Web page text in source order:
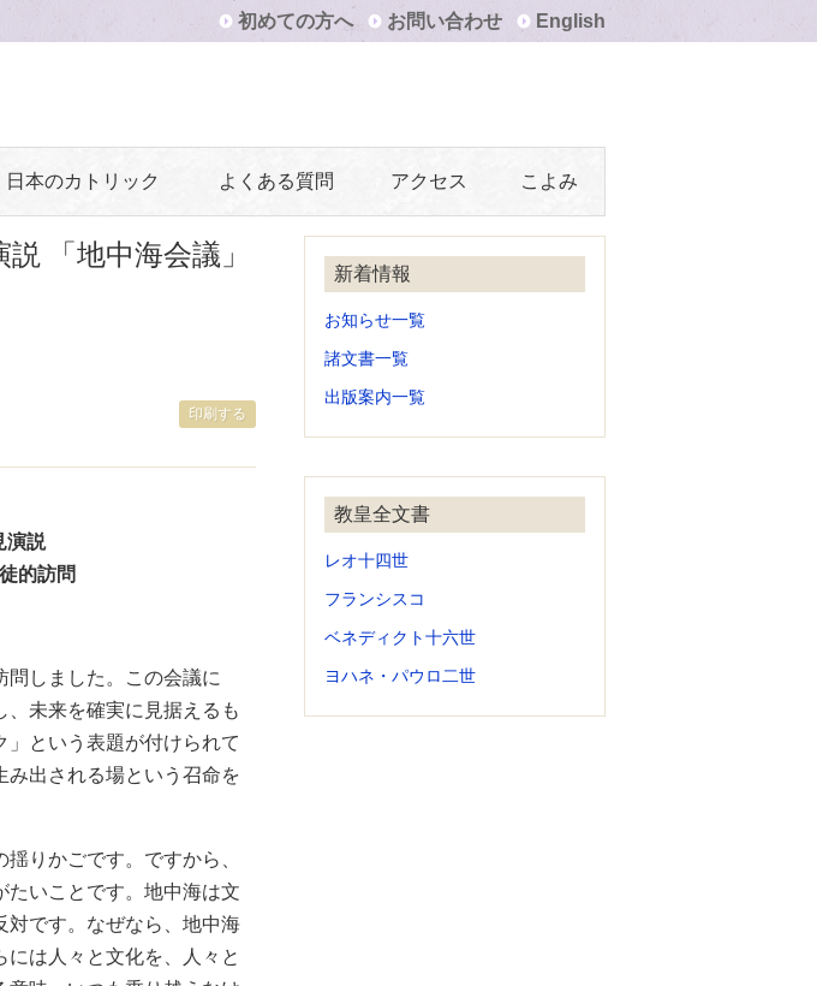
初めての方へ お問い合わせ English
日本のカトリック よくある質問 アクセス こよみ
「地中海会議」
印刷する
演説
的訪問
しました。この会議に
未来を確実に見据えるも
という表題が付けられて
み出される場という召命を
りかごです。ですから、
たいことです。地中海は文
対です。なぜなら、地中海
は人々と文化を、人々と
新着情報
お知らせ一覧
諸文書一覧
出版案内一覧
教皇全文書
レオ十四世
フランシスコ
ベネディクト十六世
ヨハネ・パウロ二世